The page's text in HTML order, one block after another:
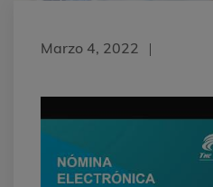
Marzo 4, 2022